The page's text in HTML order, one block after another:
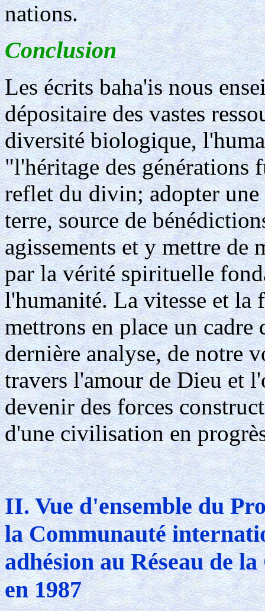
nations.
Conclusion
Les écrits baha'is nous
dépositaire des vastes
diversité biologique,
"l'héritage des générations
reflet du divin; adopter
terre, source de
agissements et y mettre de
par la vérité spirituelle
l'humanité. La vitesse et la
mettrons en place un cadre
dernière analyse, de notre
travers l'amour de Dieu et
devenir des forces
d'une civilisation en
II. Vue d'ensemble du
la Communauté
adhésion au Réseau de
en 1987